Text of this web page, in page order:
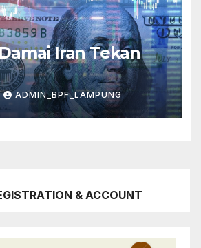
Iran Tekan
ADMIN_BPF_LAMPUNG
& ACCOUNT